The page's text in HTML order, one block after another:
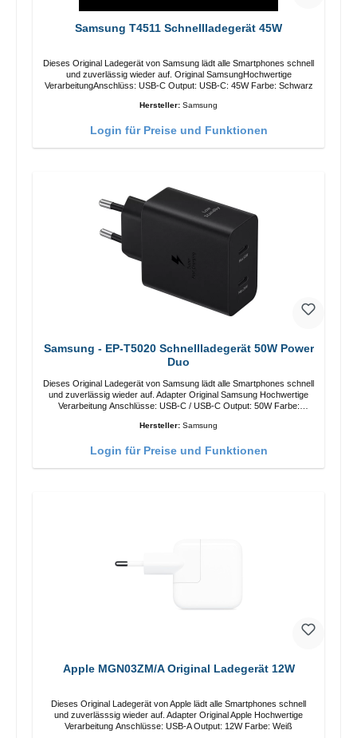
Samsung T4511 Schnellladegerät 45W
Dieses Original Ladegerät von Samsung lädt alle Smartphones schnell
und zuverlässig wieder auf. Original SamsungHochwertige
VerarbeitungAnschlüss: USB-C Output: USB-C: 45W Farbe: Schwarz
Hersteller: Samsung
Login für Preise und Funktionen
Samsung - EP-T5020 Schnellladegerät 50W Power
Duo
Dieses Original Ladegerät von Samsung lädt alle Smartphones schnell
und zuverlässig wieder auf. Adapter Original Samsung Hochwertige
Verarbeitung Anschlüsse: USB-C / USB-C Output: 50W Farbe:
Schwarz/li>
Hersteller: Samsung
Login für Preise und Funktionen
Apple MGN03ZM/A Original Ladegerät 12W
Dieses Original Ladegerät von Apple lädt alle Smartphones schnell
und zuverlässsig wieder auf. Adapter Original Apple Hochwertige
Verarbeitung Anschlüsse: USB-A Output: 12W Farbe: Weiß